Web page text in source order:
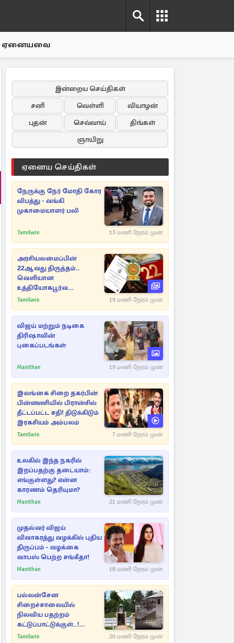
ஏனையவை
இன்றைய செய்திகள்
சனி
வெள்ளி
வியாழன்
புதன்
செவ்வாய்
திங்கள்
ஞாயிறு
ஏனைய செய்திகள்
நேருக்கு நேர் மோதி கோர
விபத்து - வங்கி
முகாமையாளர் பலி
Tamilwin 13 மணி நேரம் முன்
அரசியலமைப்பின்
22ஆவது திருத்தம்..
வெளியான
உத்தியோகபூர்வ
அறிவிப்பு!
Tamilwin 19 மணி நேரம் முன்
விஜய் மற்றும் நடிகை
திரிஷாவின்
புகைப்படங்கள்
Manithan 19 மணி நேரம் முன்
இலங்கை சிறை தகர்பின்
பின்னணியில் பிரான்சில்
தீட்டப்பட்ட சதி! திடுக்கிடும்
இரகசியம் அம்பலம்
Tamilwin 7 மணி நேரம் முன்
உலகில் இந்த நகரில்
இறப்பதற்கு தடையாம்:
எங்குள்ளது? என்ன
காரணம் தெரியுமா?
Manithan 21 மணி நேரம் முன்
முதல்வர் விஜய்
விவாகரத்து வழக்கில் புதிய
திருப்பம் - வழக்கை
வாபஸ் பெற்ற சங்கீதா!
Manithan 18 மணி நேரம் முன்
பல்லன்சேன
சிறைச்சாலையில்
நிலவிய பதற்றம்
கட்டுப்பாட்டுக்குள்..!
அதிரடியாக களமிறங்கிய
Tamilwin 20 மணி நேரம் முன்